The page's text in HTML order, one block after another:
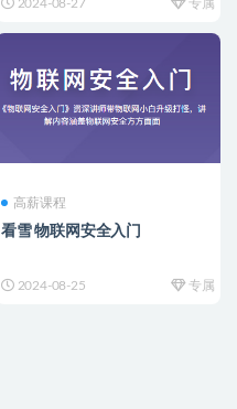
小时+计算机网络原理精讲视频
2024-08-27 专属
高薪课程
看雪 物联网安全入门
2024-08-25 专属